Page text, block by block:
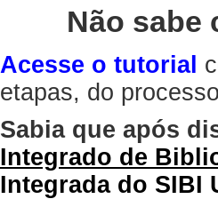
Não sabe
Acesse o tutorial
etapas, do
Sabia que após
Integrado de
Integrada do SIBI